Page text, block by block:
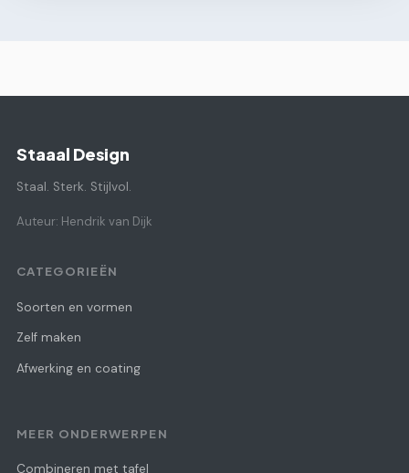
Staaal Design
Staal. Sterk. Stijlvol.
Auteur: Hendrik van Dijk
CATEGORIEËN
Soorten en vormen
Zelf maken
Afwerking en coating
MEER ONDERWERPEN
Combineren met tafel